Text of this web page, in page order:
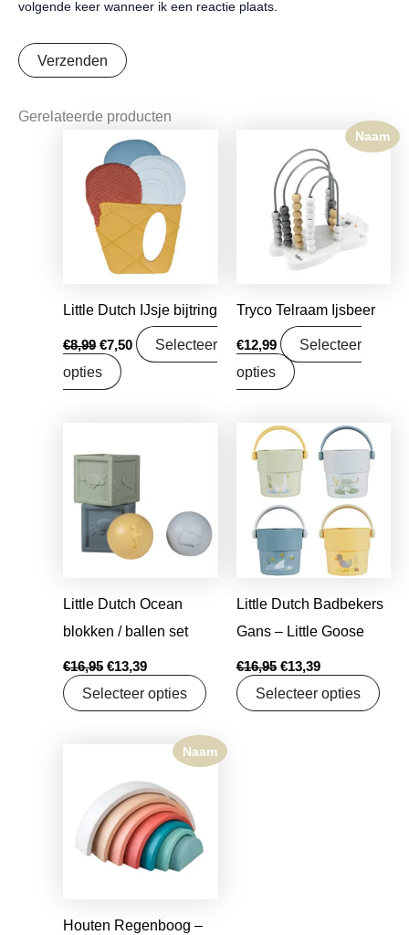
volgende keer wanneer ik een reactie plaats.
Gerelateerde producten
Little Dutch IJsje bijtring
€8,99
Oorspronkelijke
prijs
was:
€8,99.
€7,50
Huidige
prijs
is:
€7,50.
Selecteer
opties
Naam
Tryco Telraam Ijsbeer
€12,99
Selecteer
opties
Little Dutch Ocean
blokken / ballen set
€16,95
was:
€16,95.
€13,39
Selecteer opties
Little Dutch Badbekers
Gans – Little Goose
€16,95
Oorspronkelijke
prijs
was:
€16,95.
€13,39
Huidige
prijs
is:
€13,39.
Selecteer opties
Naam
Houten Regenboog –